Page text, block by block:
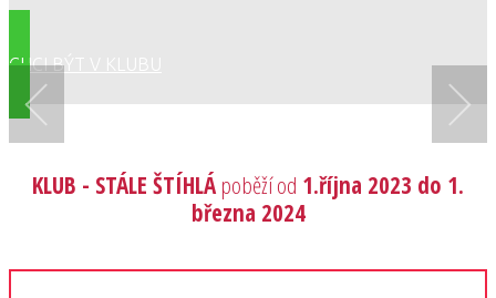
CHCI BÝT V KLUBU
KLUB - STÁLE ŠTÍHLÁ poběží od 1.října 2023 do 1.
března 2024